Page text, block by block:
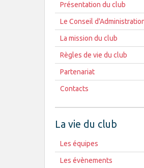
Présentation du club
Le Conseil
La mission du club
Règles de vie du club
Partenariat
Contacts
La vie du club
Les équipes
Les évènements